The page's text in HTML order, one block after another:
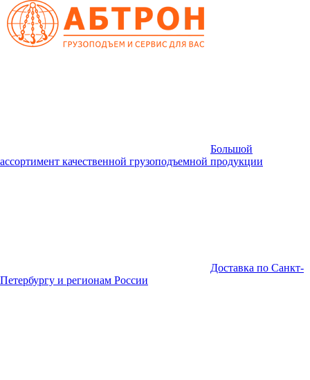
Большой
ассортимент качественной грузоподъемной продукции
Доставка по Санкт-
Петербургу и регионам России